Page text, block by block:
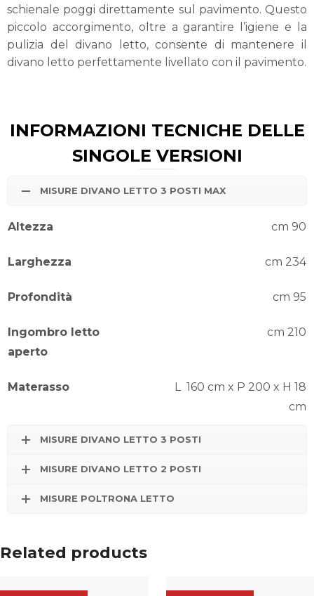
schienale poggi direttamente sul pavimento. Questo
piccolo accorgimento, oltre a garantire l’igiene e la
pulizia del divano letto, consente di mantenere il
divano letto perfettamente livellato con il pavimento.
INFORMAZIONI TECNICHE DELLE
SINGOLE VERSIONI
MISURE DIVANO LETTO 3 POSTI MAX
Altezza cm 90
Larghezza cm 234
Profondità cm 95
Ingombro letto
aperto
cm 210
Materasso
L 160 cm x P 200 x H 18
cm
MISURE DIVANO LETTO 3 POSTI
MISURE DIVANO LETTO 2 POSTI
MISURE POLTRONA LETTO
Related products